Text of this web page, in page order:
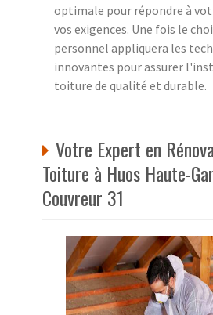
optimale pour répondre à
vos exigences. Une fois le
personnel appliquera les
innovantes pour assurer
toiture de qualité et durable.
Votre Expert en
Toiture à Huos Haute-
Couvreur 31